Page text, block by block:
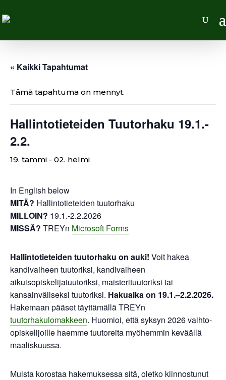
« Kaikki Tapahtumat
Tämä tapahtuma on mennyt.
Hallintotieteiden Tuutorhaku 19.1.-
2.2.
19. tammi - 02. helmi
In English below
MITÄ? Hallintotieteiden tuutorhaku
MILLOIN? 19.1.-2.2.2026
MISSÄ? TREYn Microsoft Forms
Hallintotieteiden tuutorhaku on auki! Voit hakea
kandivaiheen tuutoriksi, kandivaiheen
aikuisopiskelijatuutoriksi, maisterituutoriksi tai
kansainväliseksi tuutoriksi. Hakuaika on 19.1.–2.2.2026.
Hakemaan pääset täyttämällä TREYn
tuutorhakulomakkeen. Huomioi, että syksyn 2026 vaihto-
opiskelijoille haemme tuutoreita myöhemmin keväällä
maaliskuussa.
Muista korostaa hakemuksessa sitä, oletko kiinnostunut